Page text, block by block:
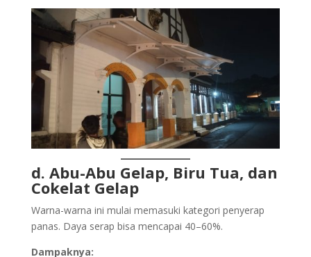
d. Abu-Abu Gelap, Biru Tua, dan
Cokelat Gelap
Warna-warna ini mulai memasuki kategori penyerap
panas. Daya serap bisa mencapai 40–60%.
Dampaknya: